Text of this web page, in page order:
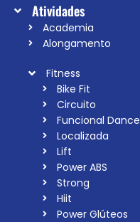
Atividades
Academia
Alongamento
Fitness
Bike Fit
Circuito
Funcional Dance
Localizada
Lift
Power ABS
Strong
Hiit
Power Glúteos